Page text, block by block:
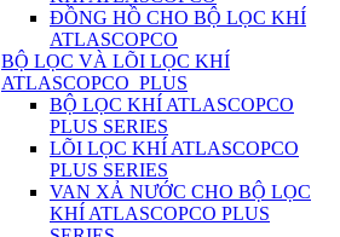
ĐỒNG HỒ CHO BỘ LỌC KHÍ
ATLASCOPCO
BỘ LỌC VÀ LÕI LỌC KHÍ
ATLASCOPCO_PLUS
BỘ LỌC KHÍ ATLASCOPCO
PLUS SERIES
LÕI LỌC KHÍ ATLASCOPCO
PLUS SERIES
VAN XẢ NƯỚC CHO BỘ LỌC
KHÍ ATLASCOPCO PLUS